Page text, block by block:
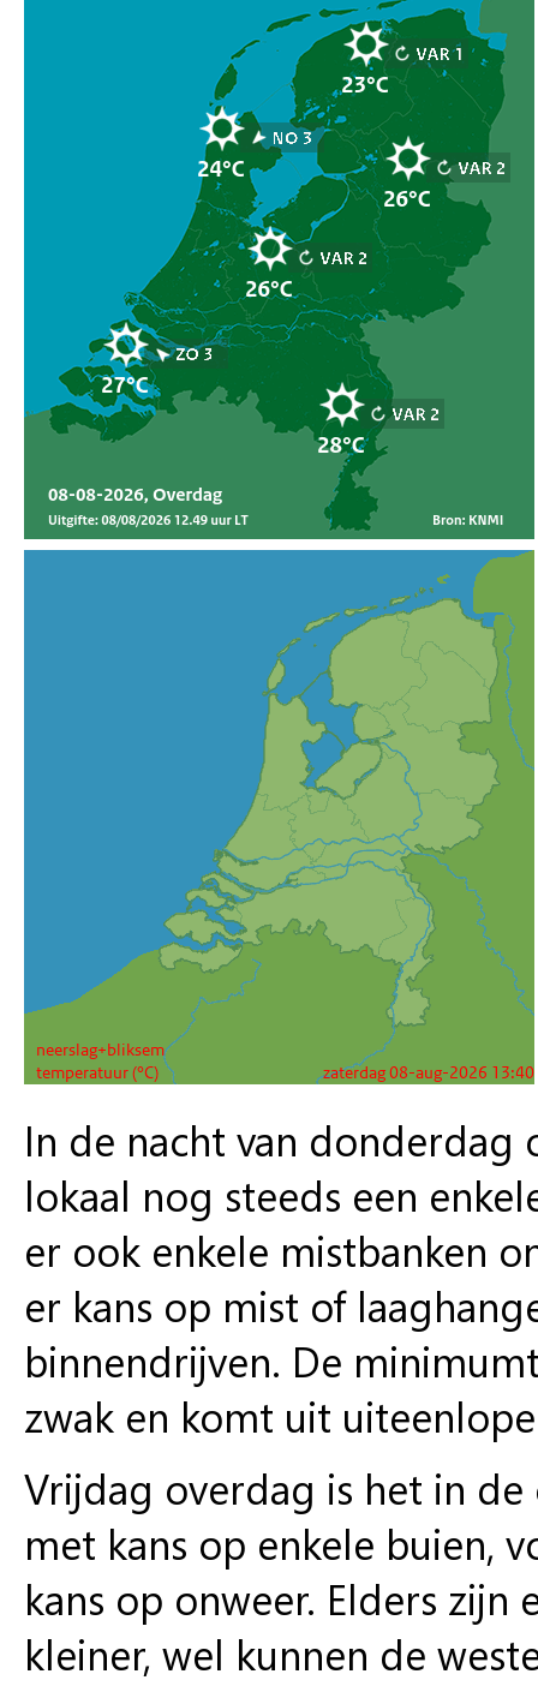
In de nacht van
lokaal nog steeds een
er ook enkele mistbanken
er kans op mist of
binnendrijven. De
zwak en komt uit
Vrijdag overdag is het in
met kans op enkele buien,
kans op onweer. Elders
kleiner, wel kunnen de